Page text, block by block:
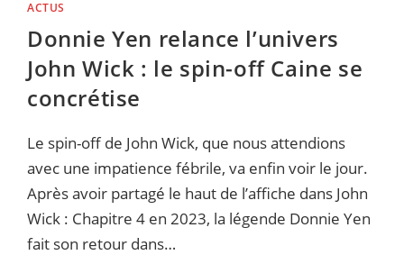
ACTUS
Donnie Yen relance l’univers
John Wick : le spin-off Caine se
concrétise
Le spin-off de John Wick, que nous attendions
avec une impatience fébrile, va enfin voir le jour.
Après avoir partagé le haut de l’affiche dans John
Wick : Chapitre 4 en 2023, la légende Donnie Yen
fait son retour dans…